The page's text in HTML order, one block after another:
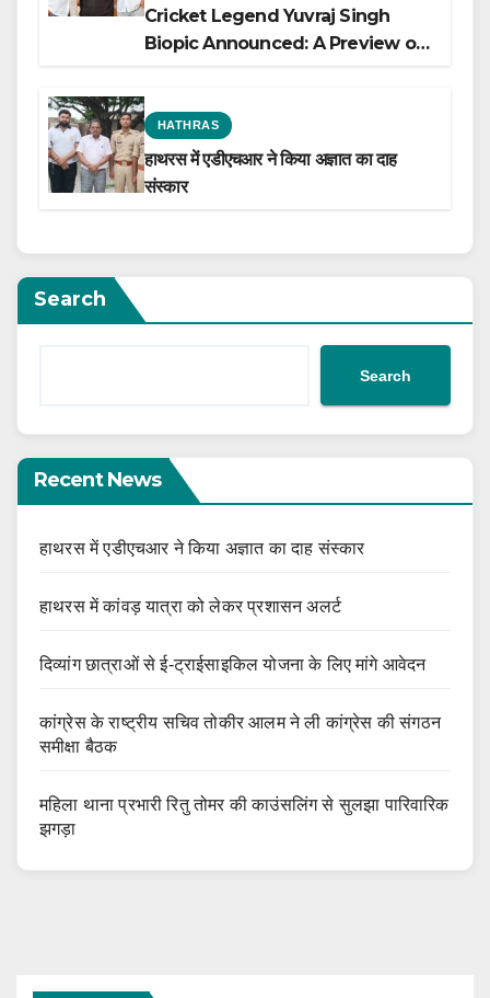
Cricket Legend Yuvraj Singh
Biopic Announced: A Preview of
HATHRAS
हाथरस में एडीएचआर ने किया अज्ञात का दाह
संस्कार
Search
Search
Recent News
हाथरस में एडीएचआर ने किया अज्ञात का दाह संस्कार
हाथरस में कांवड़ यात्रा को लेकर प्रशासन अलर्ट
दिव्यांग छात्राओं से ई-ट्राईसाइकिल योजना के लिए मांगे आवेदन
कांग्रेस के राष्ट्रीय सचिव तोकीर आलम ने ली कांग्रेस की संगठन
समीक्षा बैठक
महिला थाना प्रभारी रितु तोमर की काउंसलिंग से सुलझा पारिवारिक
झगड़ा